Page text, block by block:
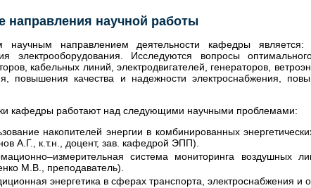
направления научной работы
научным направлением деятельности кафедры
электрооборудования. Исследуются вопросы
кабельных линий, электродвигателей, генераторов,
повышения качества и надежности электроснабжения,
кафедры работают над следующими научными проблемами:
накопителей энергии в комбинированных
А.Г., к.т.н., доцент, зав. кафедрой ЭПП).
система мониторинга
М.В., преподаватель).
энергетика в сферах транспорта, электроснабжения